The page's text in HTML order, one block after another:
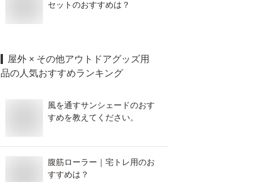
セットのおすすめは？
屋外 × その他アウトドアグッズ用
品の人気おすすめランキング
風を通すサンシェードのおす
すめを教えてください。
腹筋ローラー｜宅トレ用のお
すすめは？